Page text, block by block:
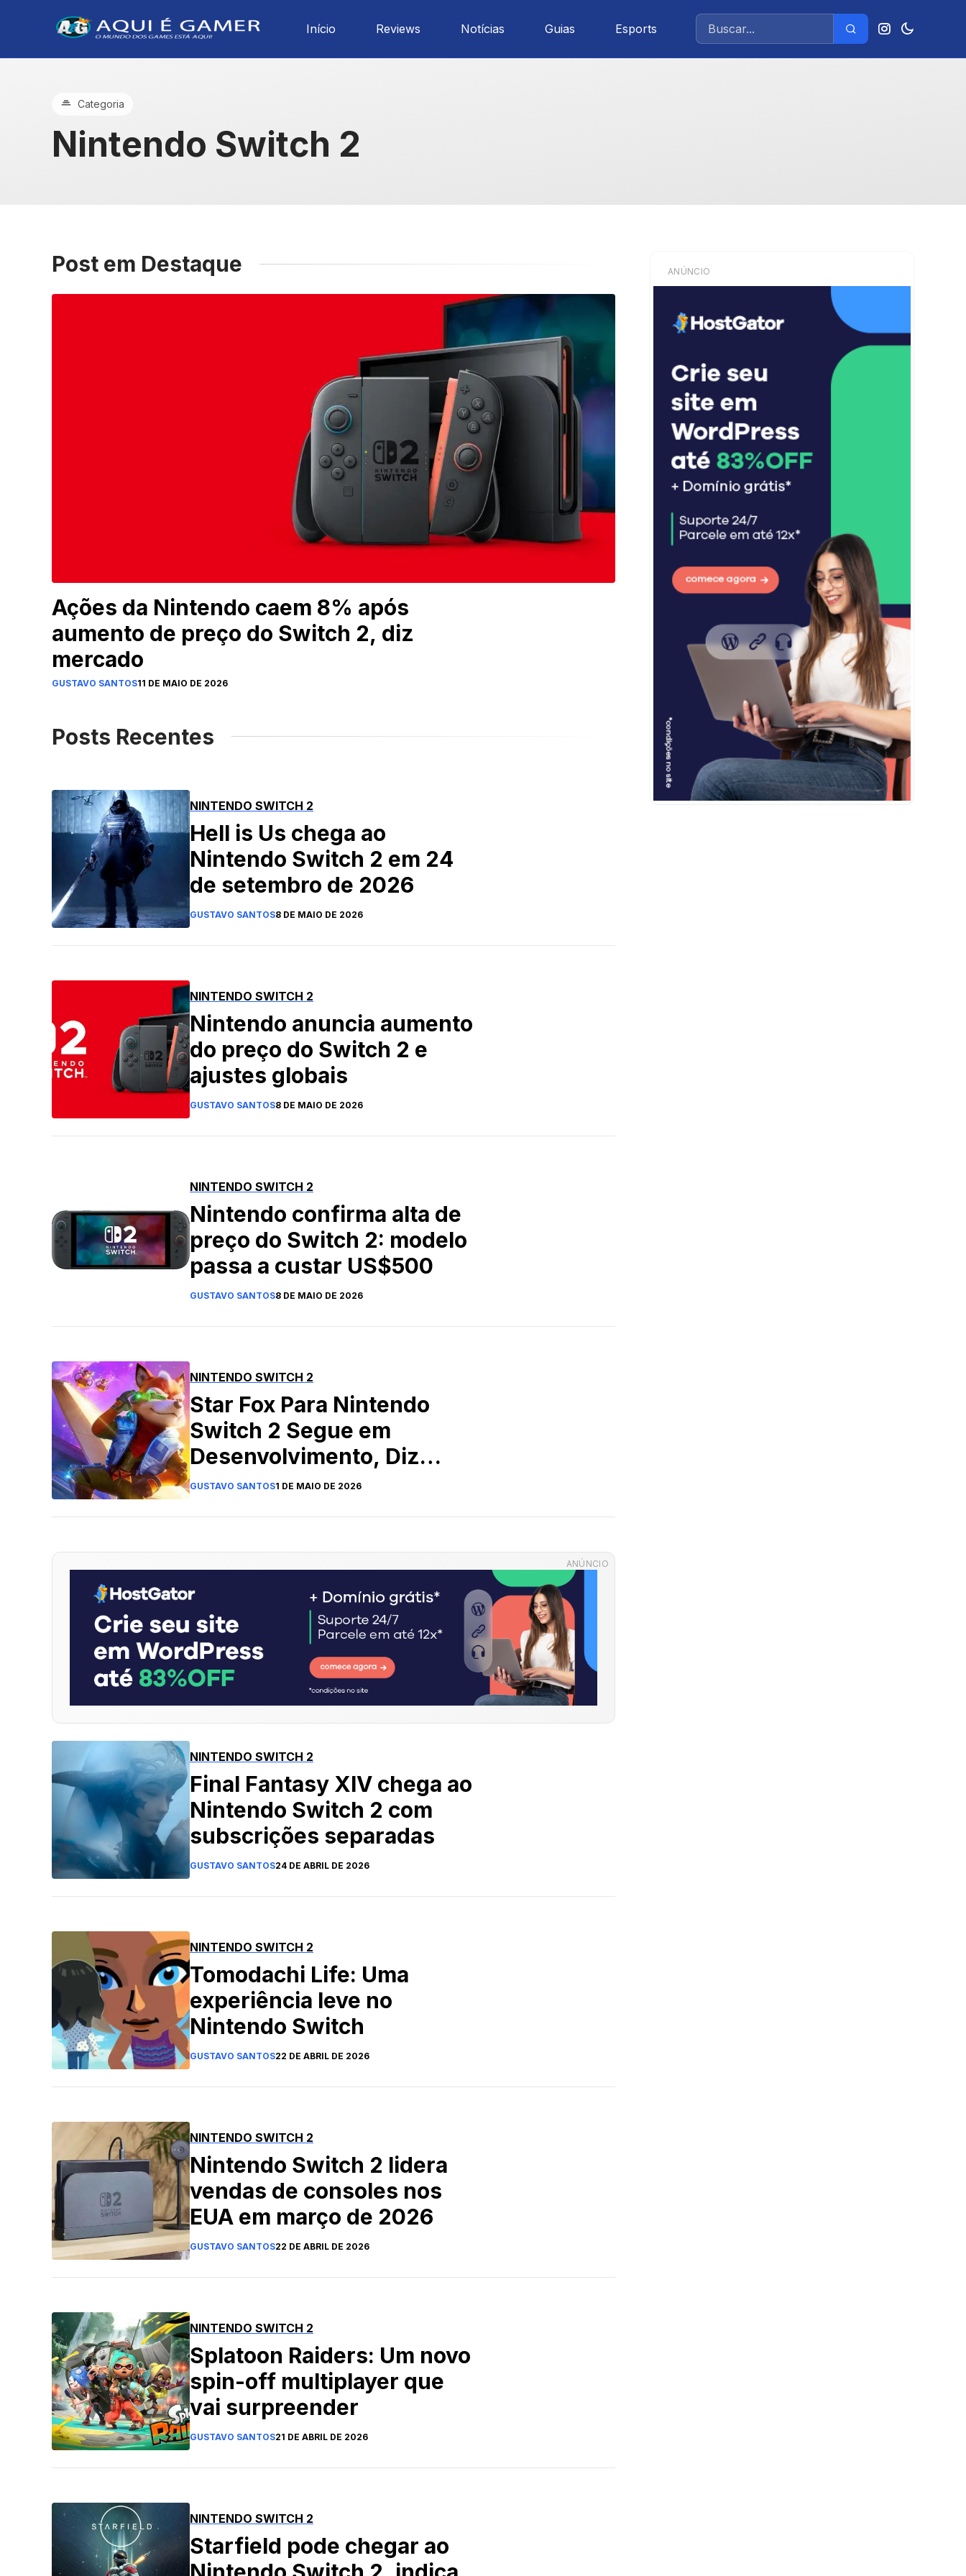
Início Reviews Notícias Guias Esports
Categoria
Nintendo Switch 2
Post em Destaque
Ações da Nintendo caem 8% após
aumento de preço do Switch 2, diz
mercado
GUSTAVO SANTOS11 DE MAIO DE 2026
Posts Recentes
NINTENDO SWITCH 2
Hell is Us chega ao
Nintendo Switch 2 em 24
de setembro de 2026
GUSTAVO SANTOS8 DE MAIO DE 2026
NINTENDO SWITCH 2
Nintendo anuncia aumento
do preço do Switch 2 e
ajustes globais
GUSTAVO SANTOS8 DE MAIO DE 2026
NINTENDO SWITCH 2
Nintendo confirma alta de
preço do Switch 2: modelo
passa a custar US$500
GUSTAVO SANTOS8 DE MAIO DE 2026
NINTENDO SWITCH 2
Star Fox Para Nintendo
Switch 2 Segue em
Desenvolvimento, Diz
Leaker
GUSTAVO SANTOS1 DE MAIO DE 2026
ANÚNCIO
NINTENDO SWITCH 2
Final Fantasy XIV chega ao
Nintendo Switch 2 com
subscrições separadas
GUSTAVO SANTOS24 DE ABRIL DE 2026
NINTENDO SWITCH 2
Tomodachi Life: Uma
experiência leve no
Nintendo Switch
GUSTAVO SANTOS22 DE ABRIL DE 2026
NINTENDO SWITCH 2
Nintendo Switch 2 lidera
vendas de consoles nos
EUA em março de 2026
GUSTAVO SANTOS22 DE ABRIL DE 2026
NINTENDO SWITCH 2
Splatoon Raiders: Um novo
spin-off multiplayer que
vai surpreender
GUSTAVO SANTOS21 DE ABRIL DE 2026
NINTENDO SWITCH 2
Starfield pode chegar ao
ANÚNCIO